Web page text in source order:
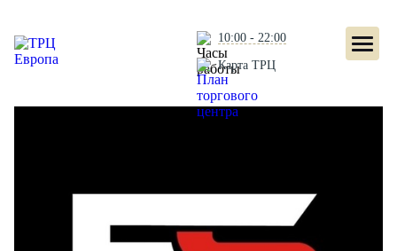
10:00 - 22:00
Карта ТРЦ